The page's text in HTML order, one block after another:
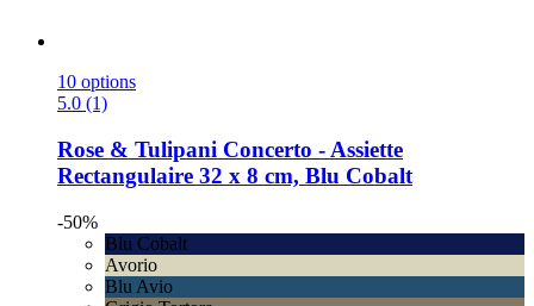
10 options
5.0 (1)
Rose & Tulipani Concerto -​ Assiette
Rectangulaire 32 x 8 cm, Blu Cobalt
-50%
Blu Cobalt
Avorio
Blu Avio